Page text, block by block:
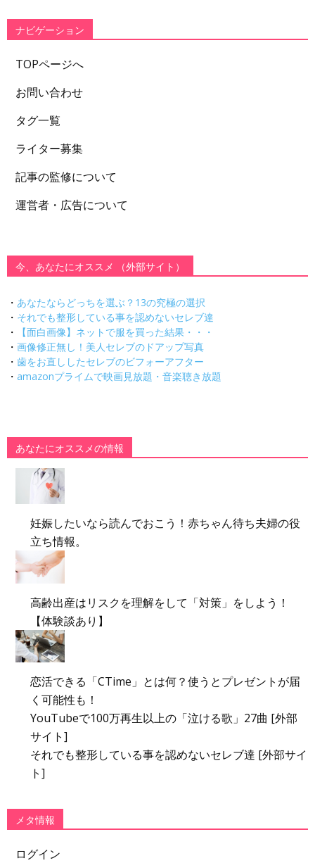
ー
ナビゲーション
TOPページへ
お問い合わせ
タグ一覧
ライター募集
記事の監修について
運営者・広告について
今、あなたにオススメ （外部サイト）
・ あなたならどっちを選ぶ？13の究極の選択
・ それでも整形している事を認めないセレブ達
・
【面白画像】ネットで服を買った結果・・・
・ 画像修正無し！美人セレブのドアップ写真
・ 歯をお直ししたセレブのビフォーアフター
・ amazonプライムで映画見放題・音楽聴き放題
あなたにオススメの情報
妊娠したいなら読んでおこう！赤ちゃん待ち夫婦の役
立ち情報。
高齢出産はリスクを理解をして「対策」をしよう！
【体験談あり】
恋活できる「CTime」とは何？使うとプレゼントが届
く可能性も！
YouTubeで100万再生以上の「泣ける歌」27曲 [外部
サイト]
それでも整形している事を認めないセレブ達 [外部サイ
ト]
メタ情報
ログイン